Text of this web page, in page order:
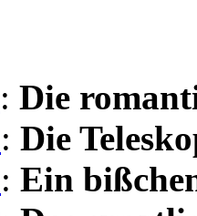
: Die
: Die
: Ein